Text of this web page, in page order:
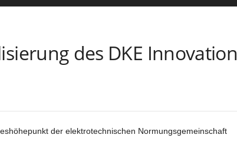
des DKE Innovation
der elektrotechnischen Normungsgemeinschaft